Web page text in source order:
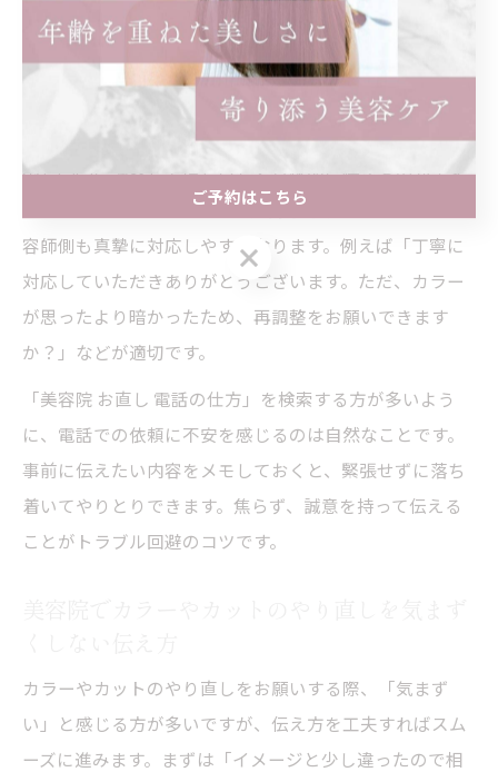
が大切です。まず「先日お世話になった〇〇です」と名
乗り、施術日と内容を伝えた上で「仕上がりについて相
談したいことがあります」と切り出しましょう。
伝える内容は「〇〇の部分がイメージと違った」「もう
少し〇〇に調整してほしい」と具体的に伝えるのがポイ
ントです。このとき、感謝の気持ちを添えることで、美
容師側も真摯に対応しやすくなります。例えば「丁寧に
対応していただきありがとうございます。ただ、カラー
が思ったより暗かったため、再調整をお願いできます
か？」などが適切です。
「美容院 お直し 電話の仕方」を検索する方が多いよう
に、電話での依頼に不安を感じるのは自然なことです。
事前に伝えたい内容をメモしておくと、緊張せずに落ち
着いてやりとりできます。焦らず、誠意を持って伝える
ことがトラブル回避のコツです。
カラーやカットのやり直しをお願いする際、「気まず
い」と感じる方が多いですが、伝え方を工夫すればスム
ーズに進みます。まずは「イメージと少し違ったので相
ご予約はこちら
ご予約はこちら